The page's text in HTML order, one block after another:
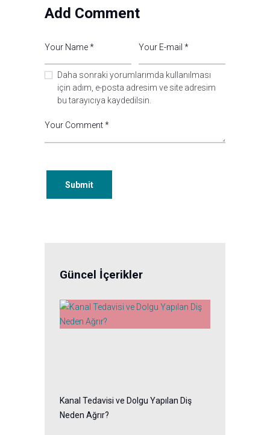
Add Comment
Daha sonraki yorumlarımda kullanılması
için adım, e-posta adresim ve site adresim
bu tarayıcıya kaydedilsin.
Güncel İçerikler
Kanal Tedavisi ve Dolgu Yapılan Diş
Neden Ağrır?